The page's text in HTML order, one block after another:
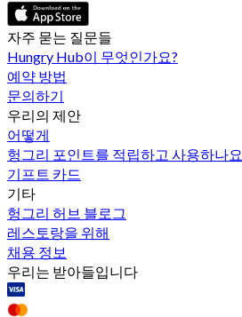
자주 묻는 질문들
Hungry Hub이 무엇인가요?
예약 방법
문의하기
우리의 제안
어떻게
헝그리 포인트를 적립하고 사용하나요
기프트 카드
기타
헝그리 허브 블로그
레스토랑을 위해
채용 정보
우리는 받아들입니다